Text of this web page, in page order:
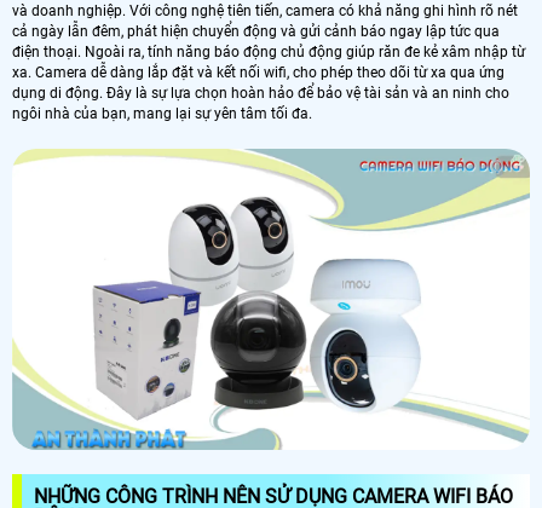
và doanh nghiệp. Với công nghệ tiên tiến, camera có khả năng ghi hình rõ nét
cả ngày lẫn đêm, phát hiện chuyển động và gửi cảnh báo ngay lập tức qua
điện thoại. Ngoài ra, tính năng báo động chủ động giúp răn đe kẻ xâm nhập từ
xa. Camera dễ dàng lắp đặt và kết nối wifi, cho phép theo dõi từ xa qua ứng
dụng di động. Đây là sự lựa chọn hoàn hảo để bảo vệ tài sản và an ninh cho
ngôi nhà của bạn, mang lại sự yên tâm tối đa.
NHỮNG CÔNG TRÌNH NÊN SỬ DỤNG CAMERA WIFI BÁO